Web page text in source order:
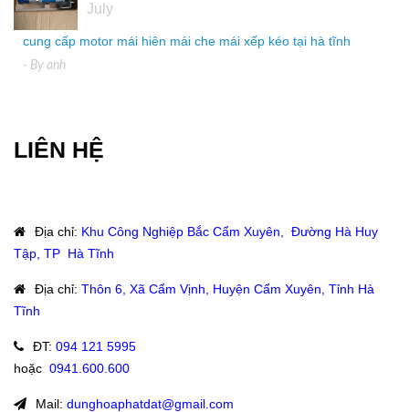
July
cung cấp motor mái hiên mái che mái xếp kéo tại hà tĩnh
- By anh
LIÊN HỆ
Địa chỉ: Khu Công Nghiệp Bắc Cẩm Xuyên, Đường Hà Huy
Tập, TP Hà Tĩnh
Địa chỉ: Thôn 6, Xã Cẩm Vịnh, Huyện Cẩm Xuyên, Tỉnh Hà
Tĩnh
ĐT: 094 121 5995
hoặc: 0941.600.600
Mail: dunghoaphatdat@gmail.com